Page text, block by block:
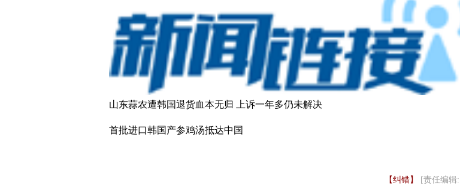
山东蒜农遭韩国退货血本无归 上诉一年多仍未解决
首批进口韩国产参鸡汤抵达中国
【纠错】
[责任编辑